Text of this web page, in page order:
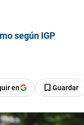
según IGP
en Guardar